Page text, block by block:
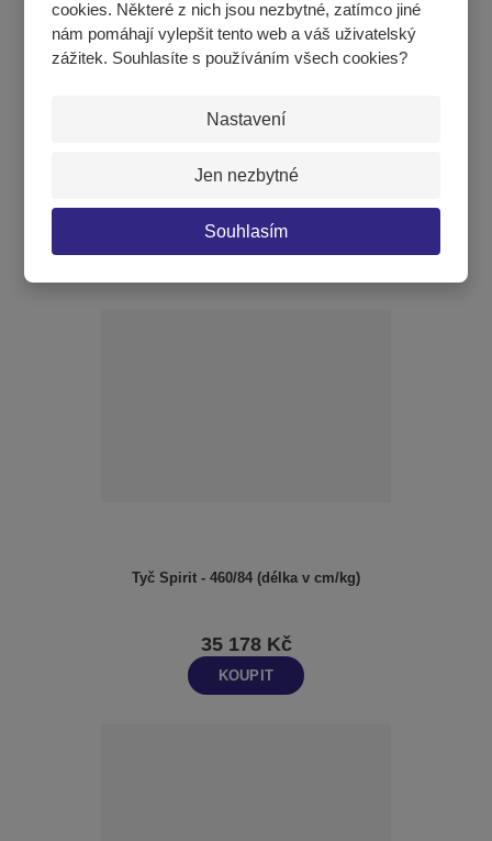
cookies. Některé z nich jsou nezbytné, zatímco jiné
nám pomáhají vylepšit tento web a váš uživatelský
zážitek. Souhlasíte s používáním všech cookies?
Nastavení
Jen nezbytné
Souhlasím
Tyč Spirit - 370/59 (délka v cm/kg)
23 594 Kč
Tyč Spirit - 460/84 (délka v cm/kg)
35 178 Kč
KOUPIT